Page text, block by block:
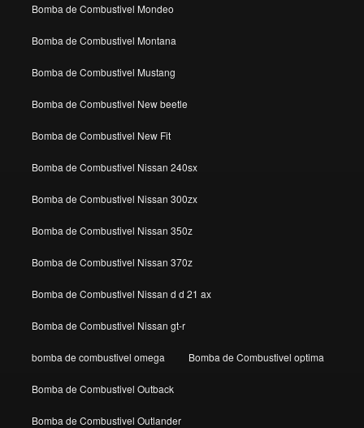
Bomba de Combustivel Mondeo
Bomba de Combustivel Montana
Bomba de Combustivel Mustang
Bomba de Combustivel New beetle
Bomba de Combustivel New Fit
Bomba de Combustivel Nissan 240sx
Bomba de Combustivel Nissan 300zx
Bomba de Combustivel Nissan 350z
Bomba de Combustivel Nissan 370z
Bomba de Combustivel Nissan d d 21 ax
Bomba de Combustivel Nissan gt-r
bomba de combustivel omega Bomba de Combustivel optima
Bomba de Combustivel Outback
Bomba de Combustivel Outlander